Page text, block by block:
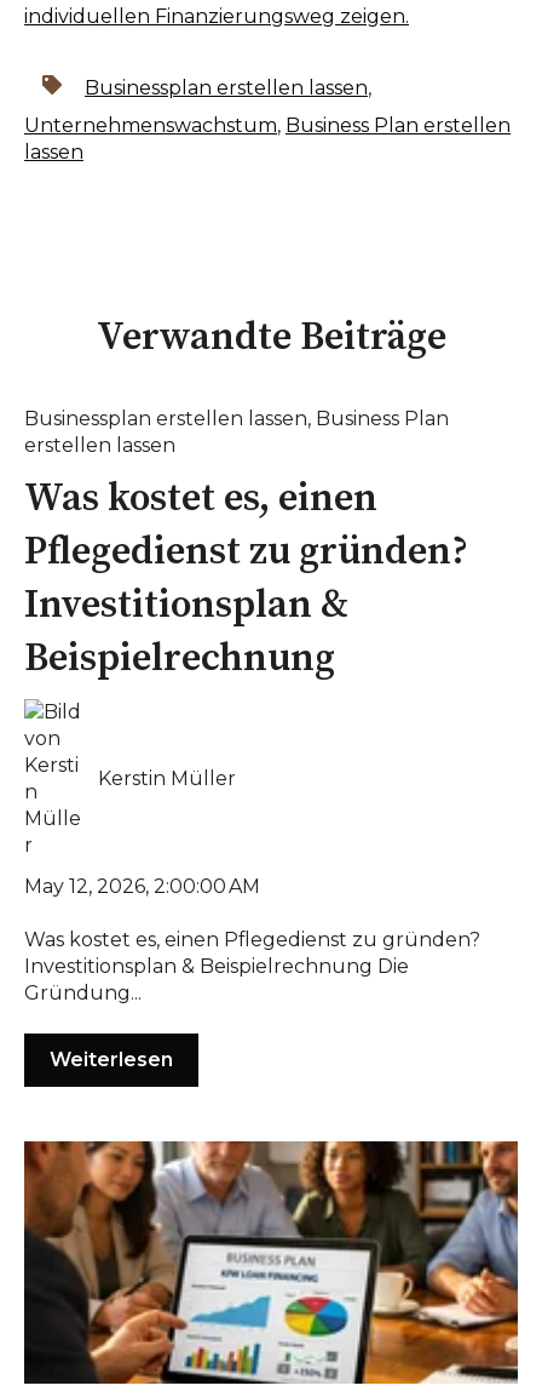
individuellen Finanzierungsweg zeigen.
Businessplan erstellen lassen,
Unternehmenswachstum, Business Plan erstellen
lassen
Verwandte Beiträge
Businessplan erstellen lassen, Business Plan
erstellen lassen
Was kostet es, einen
Pflegedienst zu gründen?
Investitionsplan &
Beispielrechnung
Kerstin Müller
May 12, 2026, 2:00:00 AM
Was kostet es, einen Pflegedienst zu gründen?
Investitionsplan & Beispielrechnung Die
Gründung...
Weiterlesen